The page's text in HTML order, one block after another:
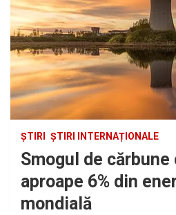
ȘTIRI ȘTIRI INTERNAȚIONALE
Smogul de cărbune
aproape 6% din
mondială